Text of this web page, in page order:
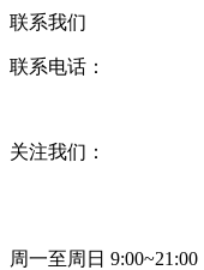
联系我们
联系电话：
关注我们：
周一至周日 9:00~21:00